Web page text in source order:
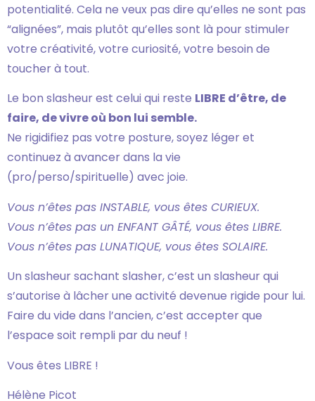
potentialité. Cela ne veux pas dire qu’elles ne sont pas
“alignées”, mais plutôt qu’elles sont là pour stimuler
votre créativité, votre curiosité, votre besoin de
toucher à tout.
Le bon slasheur est celui qui reste LIBRE d’être, de
faire, de vivre où bon lui semble.
Ne rigidifiez pas votre posture, soyez léger et
continuez à avancer dans la vie
(pro/perso/spirituelle) avec joie.
Vous n’êtes pas INSTABLE, vous êtes CURIEUX.
Vous n’êtes pas un ENFANT GÂTÉ, vous êtes LIBRE.
Vous n’êtes pas LUNATIQUE, vous êtes SOLAIRE.
Un slasheur sachant slasher, c’est un slasheur qui
s’autorise à lâcher une activité devenue rigide pour lui.
Faire du vide dans l’ancien, c’est accepter que
l’espace soit rempli par du neuf !
Vous êtes LIBRE !
Hélène Picot